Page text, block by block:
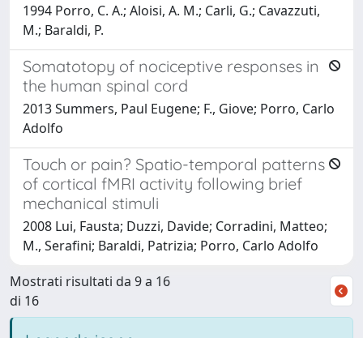
1994 Porro, C. A.; Aloisi, A. M.; Carli, G.; Cavazzuti,
M.; Baraldi, P.
Somatotopy of nociceptive responses in
the human spinal cord
2013 Summers, Paul Eugene; F., Giove; Porro, Carlo
Adolfo
Touch or pain? Spatio-temporal patterns
of cortical fMRI activity following brief
mechanical stimuli
2008 Lui, Fausta; Duzzi, Davide; Corradini, Matteo;
M., Serafini; Baraldi, Patrizia; Porro, Carlo Adolfo
Mostrati risultati da 9 a 16
di 16